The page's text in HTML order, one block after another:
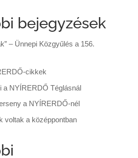
bejegyzések
– Ünnepi Közgyűlés a 156.
cikkek
a NYÍRERDŐ Téglásnál
a NYÍRERDŐ-nél
voltak a középpontban